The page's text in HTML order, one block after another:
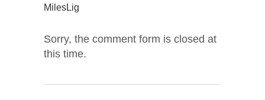
MilesLig
Sorry, the comment form is closed at
this time.